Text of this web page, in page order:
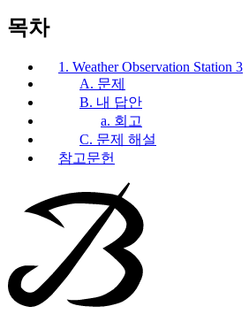
목차
1. Weather Observation Station 3
A. 문제
B. 내 답안
a. 회고
C. 문제 해설
참고문헌